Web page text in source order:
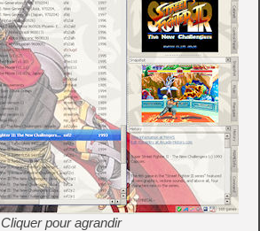
Cliquer pour agrandir